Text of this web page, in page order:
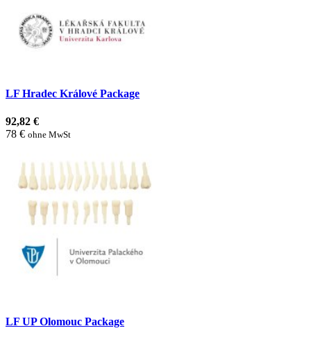
LF Hradec Králové Package
92,82 €
78 € ohne MwSt
LF UP Olomouc Package